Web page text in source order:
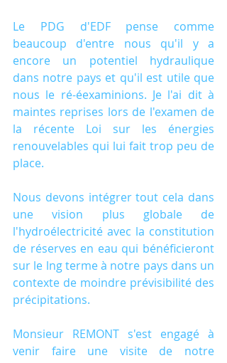
Le PDG d'EDF pense comme
beaucoup d'entre nous qu'il y a
encore un potentiel hydraulique
dans notre pays et qu'il est utile que
nous le ré-éexaminions. Je l'ai dit à
maintes reprises lors de l'examen de
la récente Loi sur les énergies
renouvelables qui lui fait trop peu de
place.
Nous devons intégrer tout cela dans
une vision plus globale de
l'hydroélectricité avec la constitution
de réserves en eau qui bénéficieront
sur le lng terme à notre pays dans un
contexte de moindre prévisibilité des
précipitations.
Monsieur REMONT s'est engagé à
venir faire une visite de notre